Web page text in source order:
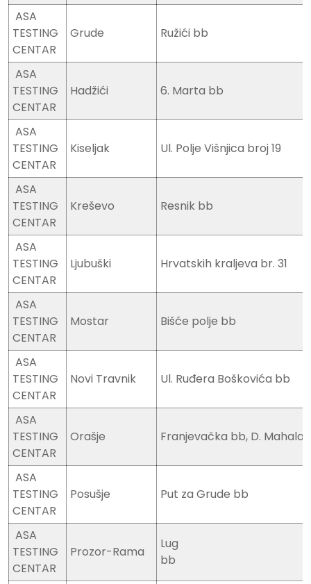
ASA
TESTING
CENTAR
Grude Ružići bb
ASA
TESTING
CENTAR
Hadžići 6. Marta bb
ASA
TESTING
CENTAR
Kiseljak Ul. Polje Višnjica broj 19
ASA
TESTING
CENTAR
Kreševo Resnik bb
ASA
TESTING
CENTAR
Ljubuški Hrvatskih kraljeva br. 31
ASA
TESTING
CENTAR
Mostar Bišće polje bb
ASA
TESTING
CENTAR
Novi Travnik Ul. Ruđera Boškovića bb
ASA
TESTING
CENTAR
Orašje Franjevačka bb, D. Mahala
ASA
TESTING
CENTAR
Posušje Put za Grude bb
ASA
TESTING
CENTAR
Prozor-Rama
Lug
bb